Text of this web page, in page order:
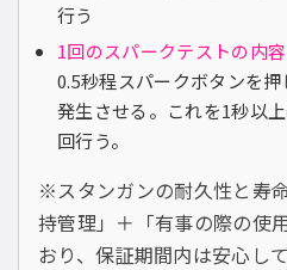
行う
1回のスパークテストの内容
0.5秒程スパークボタンを
発生させる。これを1秒以
回行う。
※スタンガンの耐久性と寿
持管理」＋「有事の際の使
おり、保証期間内は安心し